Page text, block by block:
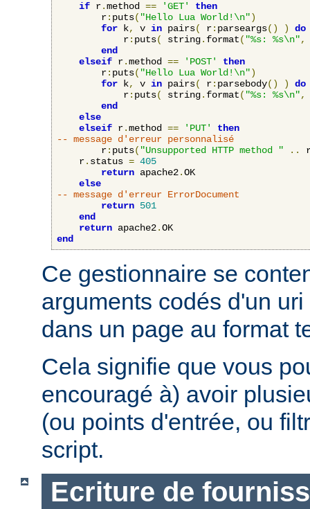
if r.method == 'GET'
then
    	r
: puts( "Hello Lua World!\n")
for k, v in pairs( r: parseargs() )
do
            r
: puts( string. format( "%s: %s\n",
end
elseif r.method == 'POST'
then
    	r
: puts( "Hello Lua World!\n")
for k, v in pairs( r: parsebody() )
do
            r
: puts( string. format( "%s: %s\n",
end
else
elseif r.method == 'PUT'
then
-- message d'erreur personnalisé
        r
: puts( "Unsupported HTTP method " ..
	r
. status = 405
return apache2.OK
else
-- message d'erreur ErrorDocument
return 501
end
return apache2.
end
Ce gestionnaire se
arguments codés d'un
dans un page au format
Cela signifie que vous
encouragé à) avoir
(ou points d'entrée, ou
script.
Ecriture de